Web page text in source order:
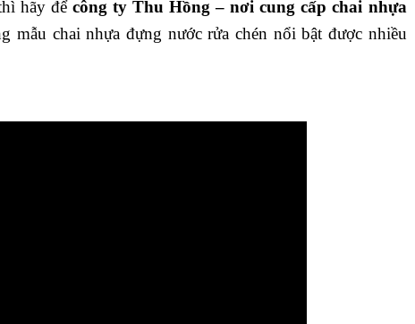
hãy đểcông ty Thu Hồng – nơi cung cấp chai nhựa
mẫu chai nhựa đựng nước rửa chén nổi bật được nhiều